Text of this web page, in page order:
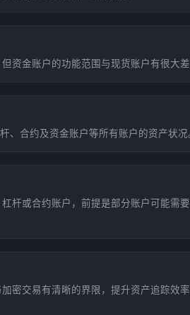
资金账户的功能范围与现货账户有很大差
、合约及资金账户等所有账户的资产状况
杆或合约账户，前提是部分账户可能需
密交易有清晰的界限，提升资产追踪效